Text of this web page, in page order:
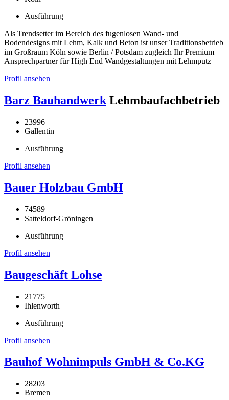
Ausführung
Als Trendsetter im Bereich des fugenlosen Wand- und
Bodendesigns mit Lehm, Kalk und Beton ist unser Traditionsbetrieb
im Großraum Köln sowie Berlin / Potsdam zugleich Ihr Premium
Ansprechpartner für High End Wandgestaltungen mit Lehmputz
Profil ansehen
Barz Bauhandwerk Lehmbaufachbetrieb
23996
Gallentin
Ausführung
Profil ansehen
Bauer Holzbau GmbH
74589
Satteldorf-Gröningen
Ausführung
Profil ansehen
Baugeschäft Lohse
21775
Ihlenworth
Ausführung
Profil ansehen
Bauhof Wohnimpuls GmbH & Co.KG
28203
Bremen